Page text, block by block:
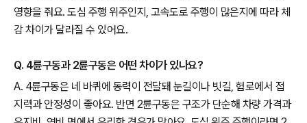
영향을 줘요. 도심 주행 위주인지, 고속도로 주행이 많은지에 따라 체
감 차이가 달라질 수 있어요.
Q. 4륜구동과 2륜구동은 어떤 차이가 있나요?
A. 4륜구동은 네 바퀴에 동력이 전달돼 눈길이나 빗길, 험로에서 접
지력과 안정성이 좋아요. 반면 2륜구동은 구조가 단순해 차량 가격과